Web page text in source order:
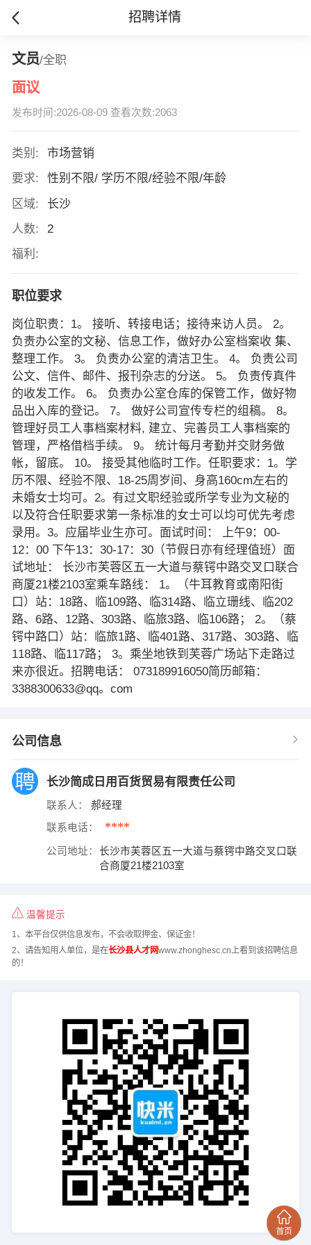
招聘详情
文员/全职
面议
发布时间:2026-08-09 查看次数:2063
类别:
市场营销
要求:
性别不限/ 学历不限/经验不限/年龄
区域:
长沙
人数:
2
福利:
职位要求
岗位职责：1。 接听、转接电话；接待来访人员。 2。
负责办公室的文秘、信息工作，做好办公室档案收 集、
整理工作。 3。 负责办公室的清洁卫生。 4。 负责公司
公文、信件、邮件、报刊杂志的分送。 5。 负责传真件
的收发工作。 6。 负责办公室仓库的保管工作，做好物
品出入库的登记。 7。 做好公司宣传专栏的组稿。 8。
管理好员工人事档案材料, 建立、完善员工人事档案的
管理，严格借档手续。 9。 统计每月考勤并交财务做
帐，留底。 10。 接受其他临时工作。任职要求：1。学
历不限、经验不限、18-25周岁间、身高160cm左右的
未婚女士均可。2。有过文职经验或所学专业为文秘的
以及符合任职要求第一条标准的女士可以均可优先考虑
录用。3。应届毕业生亦可。面试时间： 上午9：00-
12：00 下午13：30-17：30（节假日亦有经理值班）面
试地址： 长沙市芙蓉区五一大道与蔡锷中路交叉口联合
商厦21楼2103室乘车路线： 1。（牛耳教育或南阳街
口）站：18路、临109路、临314路、临立珊线、临202
路、6路、12路、303路、临旅3路、临106路； 2。（蔡
锷中路口）站：临旅1路、临401路、317路、303路、临
118路、临117路； 3。乘坐地铁到芙蓉广场站下走路过
来亦很近。招聘电话： 073189916050简历邮箱：
3388300633@qq。com
公司信息
长沙简成日用百货贸易有限责任公司
联系人： 郝经理
联系电话： ****
公司地址：
长沙市芙蓉区五一大道与蔡锷中路交叉口联
合商厦21楼2103室
温馨提示
1、本平台仅供信息发布，不会收取押金、保证金！
2、请告知用人单位，是在长沙县人才网www.zhonghesc.cn上看到该招聘信息
的！